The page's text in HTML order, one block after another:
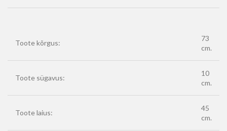
Toote kõrgus:
73
cm.
Toote sügavus:
10
cm.
Toote laius:
45
cm.